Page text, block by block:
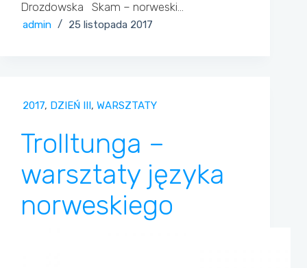
Drozdowska Skam – norweski…
admin 25 listopada 2017
2017, DZIEŃ III , WARSZTATY
Trolltunga –
warsztaty języka
norweskiego